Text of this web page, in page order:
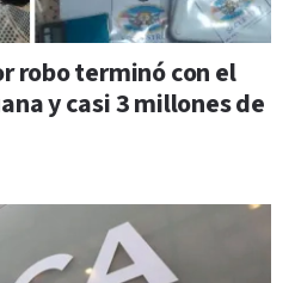
robo terminó con el
y casi 3 millones de